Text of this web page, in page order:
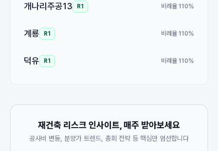
개나리주공13 R1 비례율 110%
계룡 R1 비례율 110%
덕유 R1 비례율 110%
재건축 리스크 인사이트, 매주 받아보세요
공사비 변동, 분양가 트렌드, 총회 전략 등 핵심만 엄선합니다